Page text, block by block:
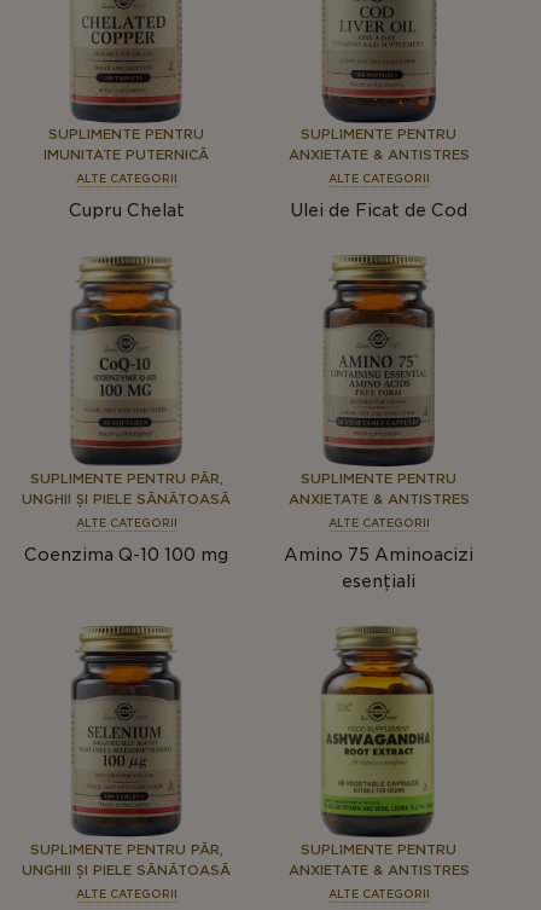
SUPLIMENTE PENTRU
IMUNITATE PUTERNICĂ
ALTE CATEGORII
Cupru Chelat
SUPLIMENTE PENTRU
ANXIETATE & ANTISTRES
ALTE CATEGORII
Ulei de Ficat de Cod
SUPLIMENTE PENTRU PĂR,
UNGHII ȘI PIELE SĂNĂTOASĂ
ALTE CATEGORII
Coenzima Q-10 100 mg
SUPLIMENTE PENTRU
ANXIETATE & ANTISTRES
ALTE CATEGORII
Amino 75 Aminoacizi
esențiali
SUPLIMENTE PENTRU PĂR,
UNGHII ȘI PIELE SĂNĂTOASĂ
ALTE CATEGORII
SUPLIMENTE PENTRU
ANXIETATE & ANTISTRES
ALTE CATEGORII